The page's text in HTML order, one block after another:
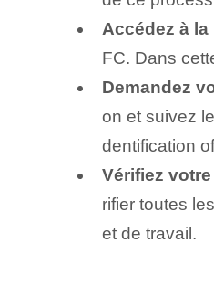
Accédez à la
FC. Dans
Demandez
on et suivez
dentification
Vérifiez votre
rifier toutes
et de travail.